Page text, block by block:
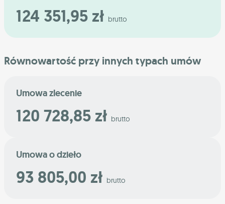
124 351,95 zł brutto
Równowartość przy innych typach umów
Umowa zlecenie
120 728,85 zł brutto
Umowa o dzieło
93 805,00 zł brutto